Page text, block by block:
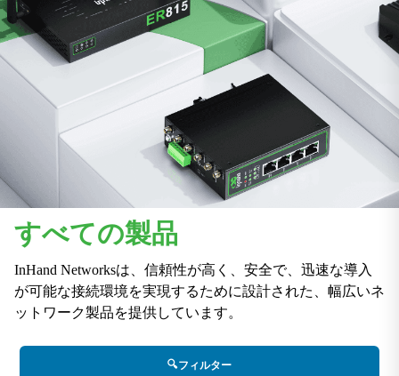
すべての製品
InHand Networksは、信頼性が高く、安全で、迅速な導入
が可能な接続環境を実現するために設計された、幅広いネ
ットワーク製品を提供しています。
🔍フィルター